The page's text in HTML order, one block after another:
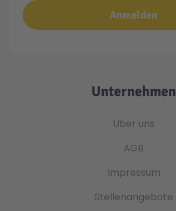
Anmelden
Unternehmen
Über uns
AGB
Impressum
Stellenangebote